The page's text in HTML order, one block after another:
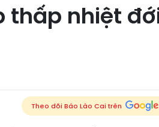
thấp nhiệt
Theo dõi Báo Lào Cai trên